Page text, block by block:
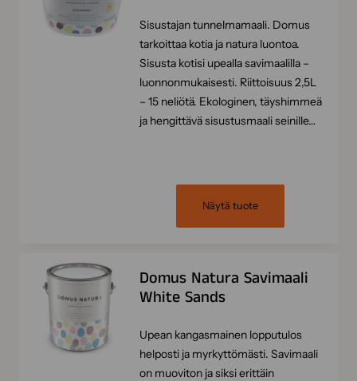
Sisustajan tunnelmamaali. Domus
tarkoittaa kotia ja natura luontoa.
Sisusta kotisi upealla savimaalilla –
luonnonmukaisesti. Riittoisuus 2,5L
– 15 neliötä. Ekologinen, täyshimmeä
ja hengittävä sisustusmaali seinille…
Näytä tuote
Domus Natura Savimaali
White Sands
Upean kangasmainen lopputulos
helposti ja myrkyttömästi. Savimaali
on muoviton ja siksi erittäin